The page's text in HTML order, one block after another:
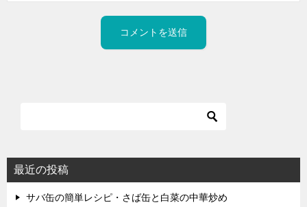
最近の投稿
サバ缶の簡単レシピ・さば缶と白菜の中華炒め